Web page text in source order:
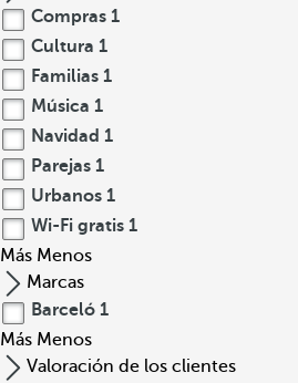
Compras 1
Cultura 1
Familias 1
Música 1
Navidad 1
Parejas 1
Urbanos 1
Wi-Fi gratis 1
Más Menos
Marcas
Barceló 1
Más Menos
Valoración de los clientes